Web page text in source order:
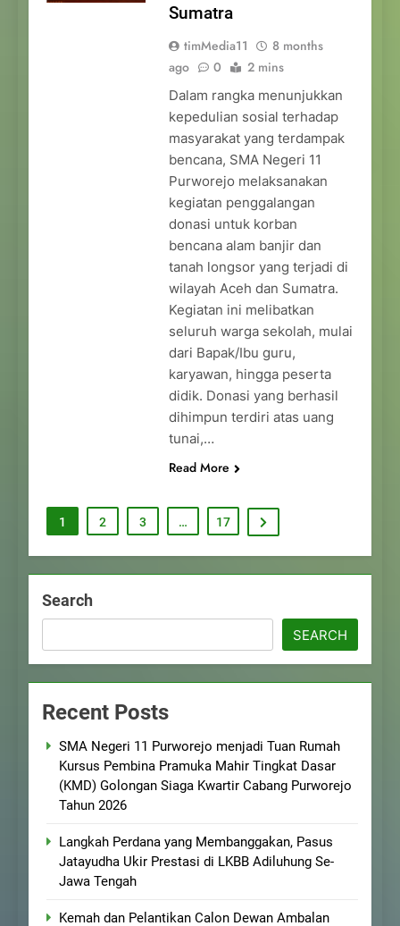
Sumatra
timMedia11
8 months
ago
0 2 mins
Dalam rangka menunjukkan
kepedulian sosial terhadap
masyarakat yang terdampak
bencana, SMA Negeri 11
Purworejo melaksanakan
kegiatan penggalangan
donasi untuk korban
bencana alam banjir dan
tanah longsor yang terjadi di
wilayah Aceh dan Sumatra.
Kegiatan ini melibatkan
seluruh warga sekolah, mulai
dari Bapak/Ibu guru,
karyawan, hingga peserta
didik. Donasi yang berhasil
dihimpun terdiri atas uang
tunai,…
Read More
1 2 3 … 17
Search
SEARCH
Recent Posts
SMA Negeri 11 Purworejo menjadi Tuan Rumah
Kursus Pembina Pramuka Mahir Tingkat Dasar
(KMD) Golongan Siaga Kwartir Cabang Purworejo
Tahun 2026
Langkah Perdana yang Membanggakan, Pasus
Jatayudha Ukir Prestasi di LKBB Adiluhung Se-
Jawa Tengah
Kemah dan Pelantikan Calon Dewan Ambalan